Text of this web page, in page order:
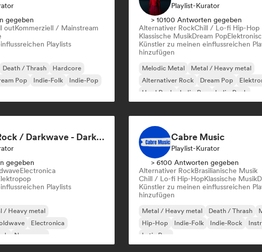
gegeben
outKommerziell / Mainstream
Playlists
Death / Thrash
Hardcore
Pop Indie-Folk
Indie-Pop
Playlist-Kurator
> 10100 Antworten gegeben
Alternativer RockChill / Lo-fi Hip-Hop
Klassische MusikDream Pop
Künstler zu meinen einflussreichen
hinzufügen
Melodic Metal
Metal / Heavy metal
Alternativer Rock
Dream Pop
Hard Rock
Indie-Pop Indie-Rock
Gothic Rock / Darkwave - Dark Pop / Industrial Metal
gegeben
Electronica
Playlists
/ Heavy metal
Electronica
New wave
Cabre Music
Playlist-Kurator
> 6100 Antworten gegeben
Alternativer RockBrasilianische Musik
Chill / Lo-fi Hip-HopKlassische Musik
Künstler zu meinen einflussreichen
hinzufügen
Metal / Heavy metal Death / Thrash
Hip-Hop
Indie-Folk Indie-Rock
Latin Pop